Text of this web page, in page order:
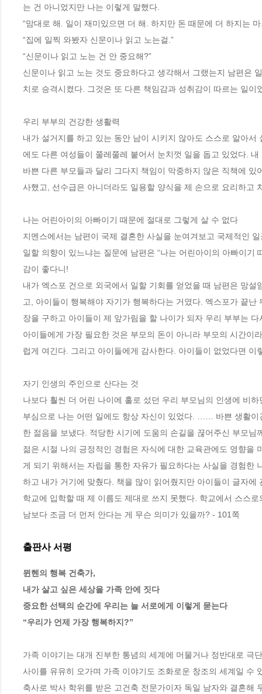
는 건 아니었지만 나는 이렇게 말했다.
“맘대로 해. 일이 재미있으면 더 해. 하지만 돈 때문에 더 하지는
“집에 일찍 와봤자 신문이나 읽고 노는걸.”
“신문이나 읽고 노는 건 안 중요해?”
신문이나 읽고 노는 것도 중요하다고 생각해서 그랬는지 남편은
치로 승격시켰다. 그것은 또 다른 책임감과 성취감이 따르는 일
우리 부부의 건강한 생활력
내가 설거지를 하고 있는 동안 남이 시키지 않아도 스스로 알아
에도 다른 여성들이 쭐레쭐레 붙어서 눈치껏 일을 돕고 있었다.
바쁜 다른 부모들과 달리 그다지 책임이 막중하지 않은 직책에
사했고, 선수급은 아니더라도 일용할 양식을 제 손으로 요리하고
나는 어린아이의 아빠이기 때문에 절대로 그렇게 살 수 없다
지멘스에서는 남편이 국제 결혼한 사실을 눈여겨보고 국제적인
일할 의향이 있느냐는 질문에 남편은 “나는 어린아이의 아빠이
감이 좋다니!
내가 엑스포 건으로 외국에서 일할 기회를 얻었을 때 남편은 망
고, 아이들이 행복해야 자기가 행복하다는 거였다. 엑스포가 끝
장을 구하고 아이들이 제 앞가림을 할 나이가 되자 우리 부부는
아이들에게 가장 필요한 것은 부모의 돈이 아니라 부모의 시간이
럽게 여긴다. 그리고 아이들에게 감사한다. 아이들이 없었다면
자기 인생의 주인으로 산다는 것
나보다 훨씬 더 어린 나이에 홀로 섰던 우리 부모님의 인생에 비
부심으로 나는 어떤 일에도 항상 자신이 있었다. …… 바쁜 생활이
한 젊음을 보냈다. 적당한 시기에 도움의 손길을 끊어주신 부모
젊은 시절 나의 긍정적인 경험은 자식에 대한 교육관에도 영향을
게 되기 위해서는 자립을 통한 자유가 필요하다는 사실을 경험한
하고 내가 거기에 맞췄다. 책을 많이 읽어줬지만 아이들이 글자
학교에 입학할 때 제 이름도 제대로 쓰지 못했다. 학교에서 스스
남보다 조금 더 먼저 안다는 게 무슨 의미가 있을까? - 101쪽
출판사 서평
뮌헨의 행복 건축가,
내가 살고 싶은 세상을 가족 안에 짓다
중요한 선택의 순간에 우리는 늘 서로에게 이렇게 묻는다
“우리가 언제 가장 행복하지?”
가족 이야기는 대개 진부한 통념의 세계에 머물거나 정반대로 극
사이를 유유히 오가며 가족 이야기도 조화로운 창조의 세계일 수
축사로 박사 학위를 받은 고건축 전문가이자 독일 남자와 결혼해